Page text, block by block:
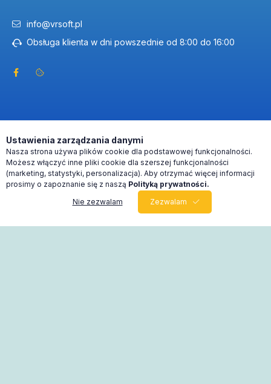
info@vrsoft.pl
Obsługa klienta w dni powszednie od 8:00 do 16:00
0
Ustawienia zarządzania danymi
Nasza strona używa plików cookie dla podstawowej funkcjonalności.
Możesz włączyć inne pliki cookie dla szerszej funkcjonalności
(marketing, statystyki, personalizacja). Aby otrzymać więcej informacji
prosimy o zapoznanie się z naszą Polityką prywatności.
Nie zezwalam
Zezwalam